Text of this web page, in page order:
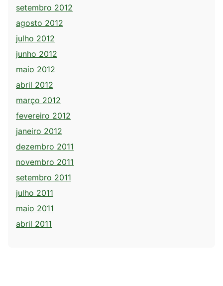
setembro 2012
agosto 2012
julho 2012
junho 2012
maio 2012
abril 2012
março 2012
fevereiro 2012
janeiro 2012
dezembro 2011
novembro 2011
setembro 2011
julho 2011
maio 2011
abril 2011